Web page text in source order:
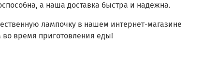
а наша доставка быстра и надежна.
лампочку в нашем интернет-магазине
время приготовления еды!